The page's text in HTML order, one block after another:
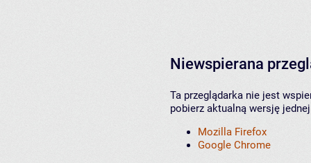
Niewspierana
Ta przeglądarka nie jest
pobierz aktualną wersję
Mozilla Firefox
Google Chrome